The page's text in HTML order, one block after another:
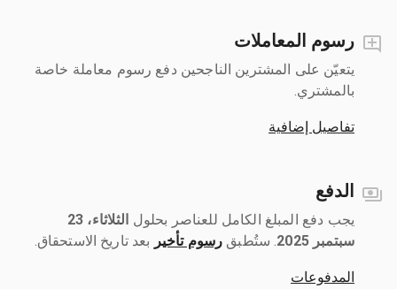
رسوم المعاملات
يتعيّن على المشترين الناجحين دفع رسوم معاملة خاصة
بالمشتري.
تفاصيل إضافية
الدفع
يجب دفع المبلغ الكامل للعناصر بحلول ‎
الثلاثاء، 23
سبتمبر 2025
‎. ستُطبق رسوم تأخير بعد تاريخ الاستحقاق.
المدفوعات